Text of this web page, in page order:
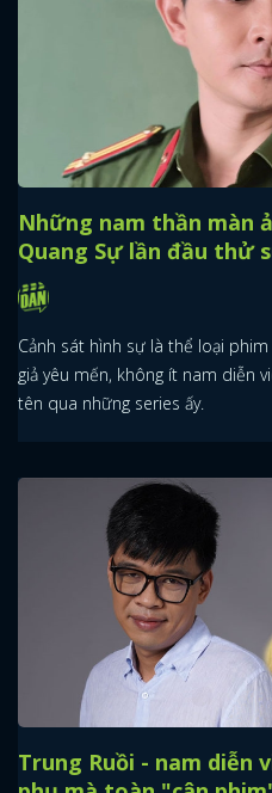
Những nam thần màn
Quang Sự lần đầu thử
Cảnh sát hình sự là thể loại
giả yêu mến, không ít nam diễn
tên qua những series ấy.
Trung Ruồi - nam diễn